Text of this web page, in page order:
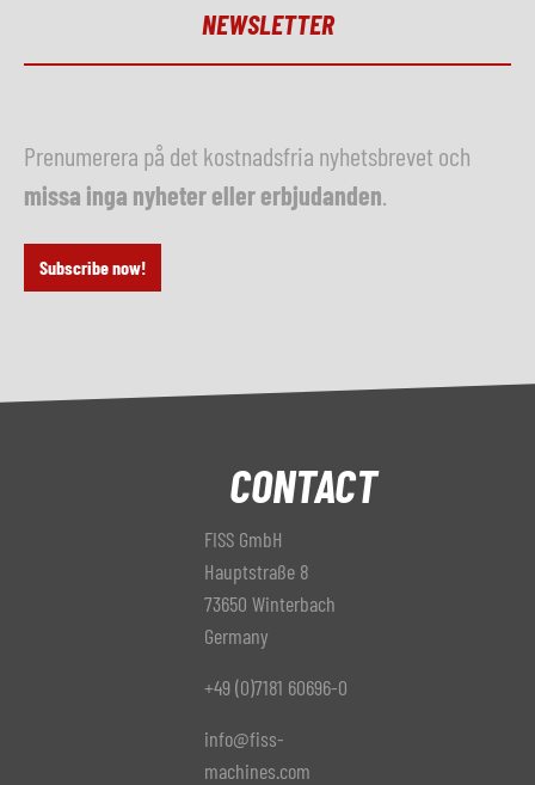
NEWSLETTER
Prenumerera på det kostnadsfria nyhetsbrevet och
missa inga nyheter eller erbjudanden
Subscribe now!
CONTACT
FISS GmbH
Hauptstraße 8
73650 Winterbach
Germany
+49 (0)7181 60696-0
info@fiss-
machines.com